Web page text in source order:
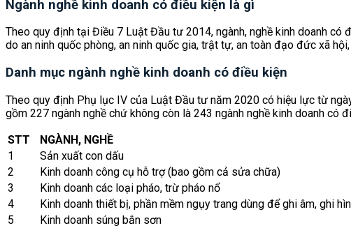
Ngành nghề kinh doanh có điều kiện là gì
Theo quy định tại Điều 7 Luật Đầu tư 2014, ngành, nghề kinh doanh
do an ninh quốc phòng, an ninh quốc gia, trật tự, an toàn đạo đức xã
Danh mục ngành nghề kinh doanh có điều kiện
Theo quy định Phụ lục IV của Luật Đầu tư năm 2020 có hiệu lực từ
gồm 227 ngành nghề chứ không còn là 243 ngành nghề kinh doanh có
STT
NGÀNH, NGHỀ
1
Sản xuất con dấu
2
Kinh doanh công cụ hỗ trợ (bao gồm cả sửa chữa)
3
Kinh doanh các loại pháo, trừ pháo nổ
4
Kinh doanh thiết bị, phần mềm ngụy trang dùng để ghi âm, ghi
5
Kinh doanh súng bắn sơn